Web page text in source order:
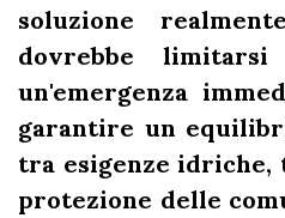
soluzione
dovrebbe
un'emergenza
garantire un
tra esigenze idriche,
protezione delle